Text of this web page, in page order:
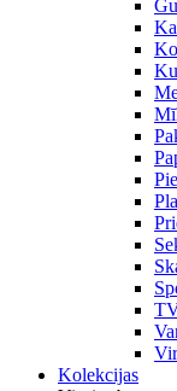
Kolekcijas